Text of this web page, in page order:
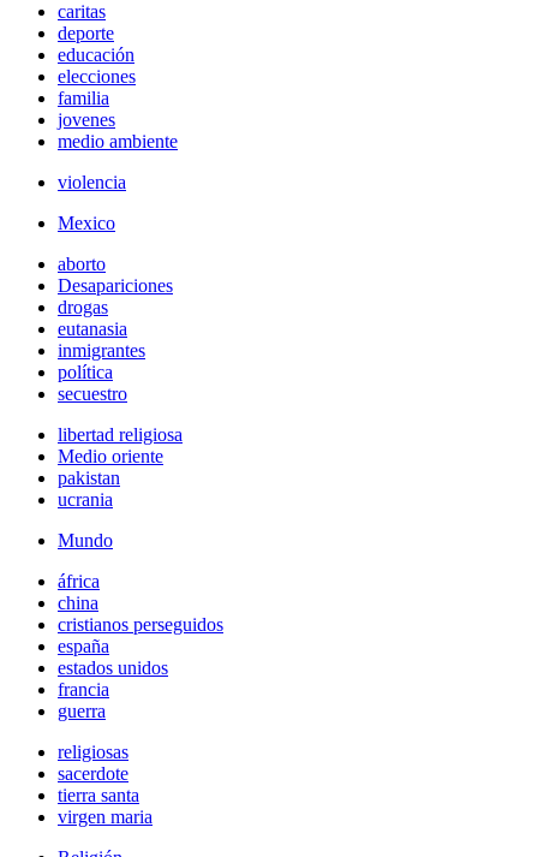
caritas
deporte
educación
elecciones
familia
jovenes
medio ambiente
violencia
Mexico
aborto
Desapariciones
drogas
eutanasia
inmigrantes
política
secuestro
libertad religiosa
Medio oriente
pakistan
ucrania
Mundo
áfrica
china
cristianos perseguidos
españa
estados unidos
francia
guerra
religiosas
sacerdote
tierra santa
virgen maria